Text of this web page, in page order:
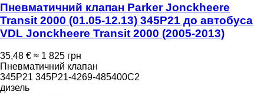
Пневматичний клапан Parker Jonckheere
Transit 2000 (01.05-12.13) 345P21 до автобуса
VDL Jonckheere Transit 2000 (2005-2013)
35,48 € ≈ 1 825 грн
Пневматичний клапан
345P21 345P21-4269-485400C2
дизель